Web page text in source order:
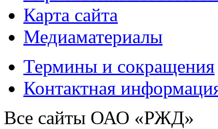
Карта сайта
Медиаматериалы
Термины и сокращения
Контактная
Все сайты ОАО «РЖД»